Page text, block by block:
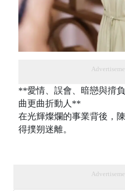
**愛情、誤會、暗戀與揹
曲更曲折動人**
在光輝燦爛的事業背後，
得撲朔迷離。